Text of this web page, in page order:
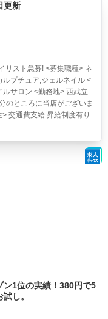
更新
リスト急募! <募集職種> ネ
プチュア,ジェルネイル <
サロン <勤務地> 西武立
のところに当店がございま
交通費支給 昇給制度有り
ン1位の実績！380円で5
試し。